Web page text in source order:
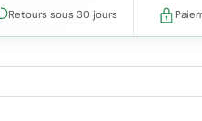
Retours sous 30 jours